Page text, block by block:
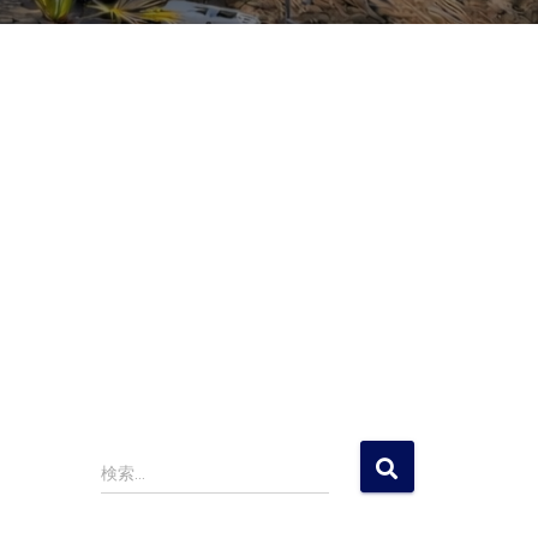
検
索
検索…